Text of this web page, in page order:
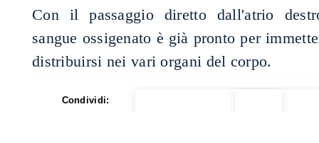
Con il passaggio diretto dall'atrio
sangue ossigenato è già pronto per
distribuirsi nei vari organi del corpo.
Condividi: